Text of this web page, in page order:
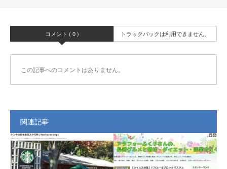
コメント ( 0 ) トラックバックは利用できません。
この記事へのコメントはありません。
関連記事